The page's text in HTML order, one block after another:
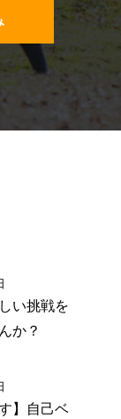
い挑戦を
か？
】自己ベ